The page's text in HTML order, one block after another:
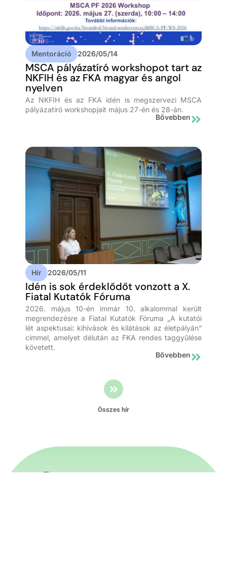
Mentoráció 2026/05/14
MSCA pályázatíró workshopot tart az
NKFIH és az FKA magyar és angol
nyelven
Az NKFIH és az FKA idén is megszervezi MSCA
pályázatíró workshopjait május 27-én és 28-án.
Bővebben
Hír 2026/05/11
Idén is sok érdeklődőt vonzott a X.
Fiatal Kutatók Fóruma
2026. május 10-én immár 10. alkalommal került
megrendezésre a Fiatal Kutatók Fóruma „A kutatói
lét aspektusai: kihívások és kilátások az életpályán”
címmel, amelyet délután az FKA rendes taggyűlése
követett.
Bővebben
Összes hír